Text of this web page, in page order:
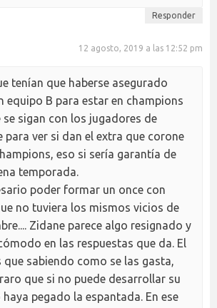
Responder
12 agosto, 2019 a las 12:52 pm
tenían que haberse asegurado
equipo B para estar en champions
se sigan con los jugadores de
para ver si dan el extra que corone
eso si sería garantía de
temporada.
poder formar un once con
no tuviera los mismos vicios de
Zidane parece algo resignado y
en las respuestas que da. El
que sabiendo como se las gasta,
que si no puede desarrollar su
haya pegado la espantada. En ese